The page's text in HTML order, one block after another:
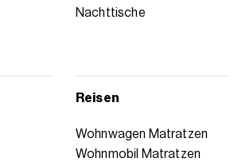
Nachttische
Reisen
Wohnwagen Matratzen
Wohnmobil Matratzen